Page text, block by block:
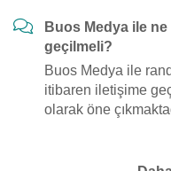
Buos Medya ile
geçilmeli?
Buos Medya ile
itibaren iletişime
olarak öne